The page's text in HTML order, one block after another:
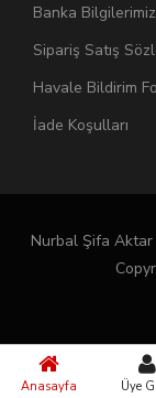
Anasayfa Üye
Banka Bilgilerimiz
Sipariş Satış
Havale Bildirim
İade Koşulları
Nurbal Şifa